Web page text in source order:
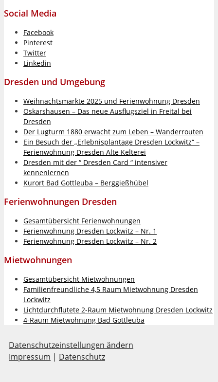
Social Media
Facebook
Pinterest
Twitter
Linkedin
Dresden und Umgebung
Weihnachtsmärkte 2025 und Ferienwohnung Dresden
Oskarshausen – Das neue Ausflugsziel in Freital bei
Dresden
Der Lugturm 1880 erwacht zum Leben – Wanderrouten
Ein Besuch der „Erlebnisplantage Dresden Lockwitz“ –
Ferienwohnung Dresden Alte Kelterei
Dresden mit der “ Dresden Card “ intensiver
kennenlernen
Kurort Bad Gottleuba – Berggießhübel
Ferienwohnungen Dresden
Gesamtübersicht Ferienwohnungen
Ferienwohnung Dresden Lockwitz – Nr. 1
Ferienwohnung Dresden Lockwitz – Nr. 2
Mietwohnungen
Gesamtübersicht Mietwohnungen
Familienfreundliche 4,5 Raum Mietwohnung Dresden
Lockwitz
Lichtdurchflutete 2-Raum Mietwohnung Dresden Lockwitz
4-Raum Mietwohnung Bad Gottleuba
Datenschutzeinstellungen ändern
Impressum | Datenschutz